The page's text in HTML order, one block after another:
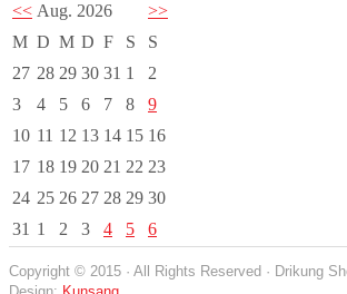
<< Aug. 2026
>>
M D M D F S
S
27 28 29 30 31 1
2
3
4 5 6 7 8
9
10 11 12 13 14 15 16
17 18 19 20 21 22 23
24 25 26 27 28 29 30
31 1 2 3 4 5 6
Copyright © 2015 · All Rights Reserved · Drikung